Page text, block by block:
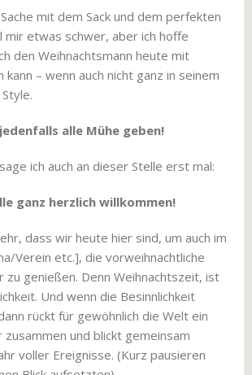
Sache mit dem Sack und dem perfekten
mir etwas schwer, aber ich hoffe
den Weihnachtsmann heute mit
– wenn auch nicht ganz in seinem
alle Mühe geben!
ich auch an dieser Stelle erst mal:
ganz herzlich willkommen!
dass wir heute hier sind, um auch im
Verein etc.], die vorweihnachtliche
zu genießen. Denn Weihnachtszeit, ist
Und wenn die Besinnlichkeit
rückt für gewöhnlich die Welt ein
zusammen und blickt gemeinsam
voller Ereignisse. (Kurz pausieren